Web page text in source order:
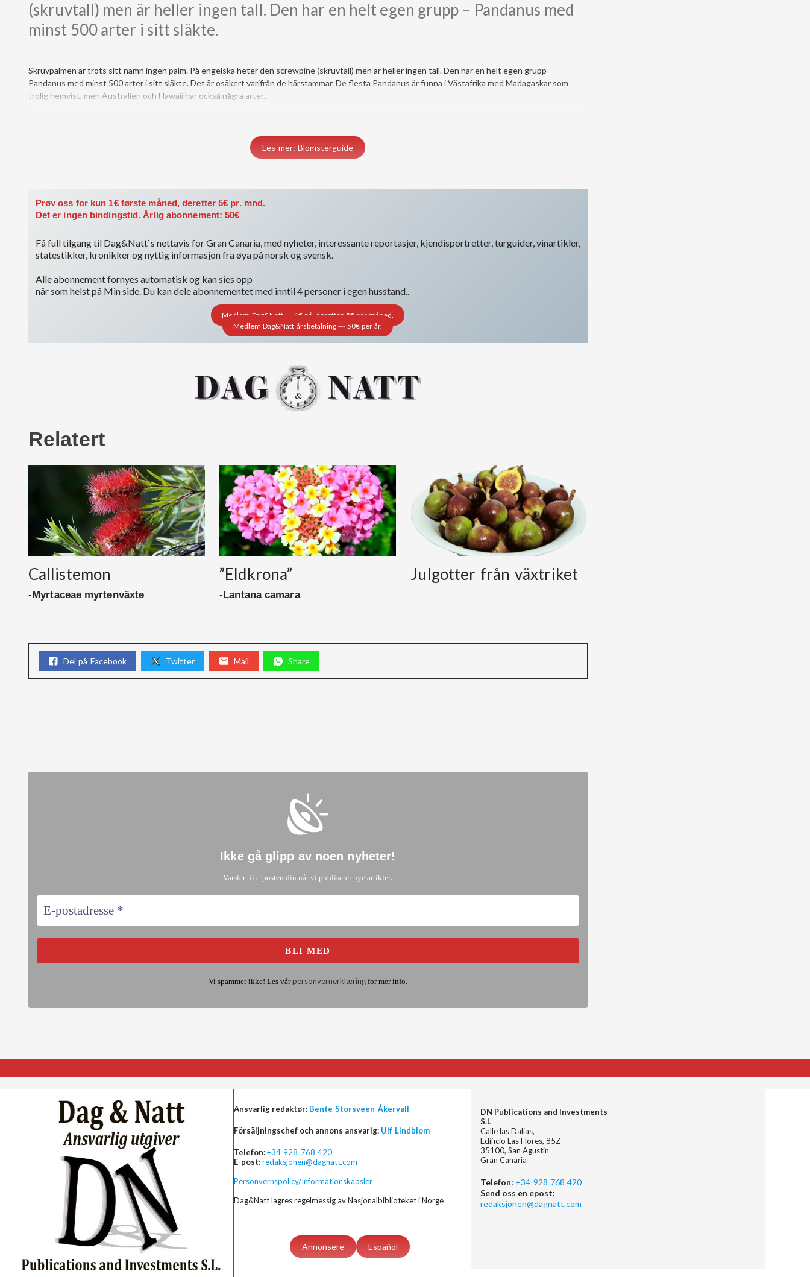
(skruvtall) men är heller ingen tall. Den har en helt egen grupp – Pandanus med
minst 500 arter i sitt släkte.
Skruvpalmen är trots sitt namn ingen palm. På engelska heter den screwpine (skruvtall) men är heller ingen tall. Den har en helt egen grupp –
Pandanus med minst 500 arter i sitt släkte. Det är osäkert varifrån de härstammar. De flesta Pandanus är funna i Västafrika med Madagaskar som
trolig hemvist, men Australien och Hawaii har också några arter...
Les mer: Blomsterguide
Prøv oss for kun 1€ første måned, deretter 5€ pr. mnd.
Det er ingen bindingstid. Årlig abonnement: 50€
Få full tilgang til Dag&Natt`s nettavis for Gran Canaria, med nyheter, interessante reportasjer, kjendisportretter, turguider, vinartikler,
statestikker, kronikker og nyttig informasjon fra øya på norsk og svensk.
Alle abonnement fornyes automatisk og kan sies opp
når som helst på Min side. Du kan dele abonnementet med inntil 4 personer i egen husstand..
Medlem Dag&Natt --- 1€ nå, deretter 5€ per måned.
Medlem Dag&Natt årsbetalning --- 50€ per år.
Relatert
Callistemon
-Myrtaceae myrtenväxte
”Eldkrona”
-Lantana camara
Julgotter från växtriket
Del på Facebook Twitter Mail Share
Ikke gå glipp av noen nyheter!
Varsler til e-posten din når vi publiserer nye artikler.
Vi spammer ikke! Les vår personvernerklæringfor mer info.
Ansvarlig redaktør: Bente Storsveen Åkervall
Försäljningschef och annons ansvarig: Ulf Lindblom
Telefon:+34 928 768 420
E-post:redaksjonen@dagnatt.com
Personvernspolicy/Informationskapsler
Dag&Natt lagres regelmessig av Nasjonalbiblioteket i Norge
Annonsere Español
DN Publications and Investments
S.L
Calle las Dalias,
Edificio Las Flores, 85Z
35100, San Agustin
Gran Canaria
Telefon: +34 928 768 420
Send oss en epost:
redaksjonen@dagnatt.com